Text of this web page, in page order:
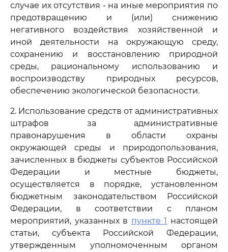
случае их отсутствия - на иные мероприятия по
предотвращению и (или) снижению
негативного воздействия хозяйственной и
иной деятельности на окружающую среду,
сохранению и восстановлению природной
среды, рациональному использованию и
воспроизводству природных ресурсов,
обеспечению экологической безопасности.
2. Использование средств от административных
штрафов за административные
правонарушения в области охраны
окружающей среды и природопользования,
зачисленных в бюджеты субъектов Российской
Федерации и местные бюджеты,
осуществляется в порядке, установленном
бюджетным законодательством Российской
Федерации, в соответствии с планом
мероприятий, указанных в пункте 1 настоящей
статьи, субъекта Российской Федерации,
утвержденным уполномоченным органом